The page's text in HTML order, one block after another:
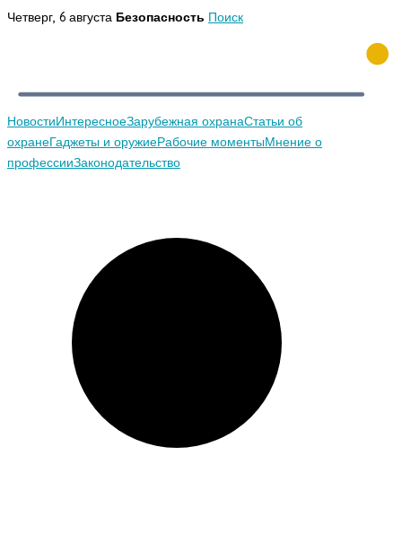
Перейти
Четверг, 6 августа Безопасность Поиск
НовостиИнтересноеЗарубежная охранаСтатьи об
охранеГаджеты и оружиеРабочие моментыМнение о
профессииЗаконодательство